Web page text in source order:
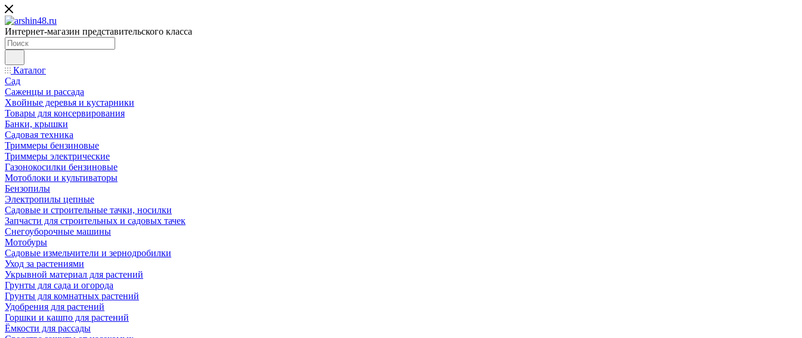
Интернет-магазин представительского класса
Каталог
Сад
Саженцы и рассада
Хвойные деревья и кустарники
Товары для консервирования
Банки, крышки
Садовая техника
Триммеры бензиновые
Триммеры электрические
Газонокосилки бензиновые
Мотоблоки и культиваторы
Бензопилы
Электропилы цепные
Садовые и строительные тачки, носилки
Запчасти для строительных и садовых тачек
Снегоуборочные машины
Мотобуры
Садовые измельчители и зернодробилки
Уход за растениями
Укрывной материал для растений
Грунты для сада и огорода
Грунты для комнатных растений
Удобрения для растений
Горшки и кашпо для растений
Ёмкости для рассады